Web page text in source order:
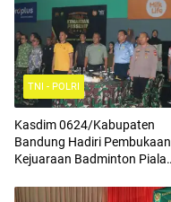
TNI - POLRI
Kasdim 0624/Kabupaten
Bandung Hadiri Pembukaan
Kejuaraan Badminton Piala